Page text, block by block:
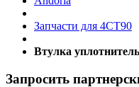
Запчасти для 4CT90
Втулка
Запросить